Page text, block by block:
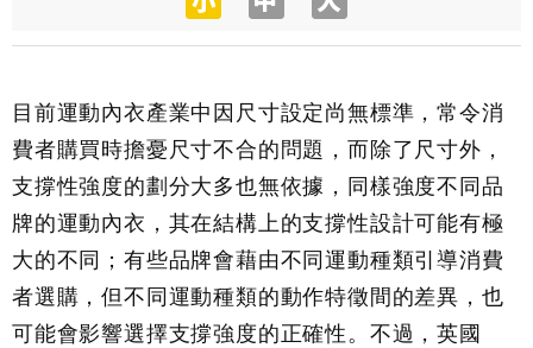
目前運動內衣產業中因尺寸設定尚無標準，常令消
費者購買時擔憂尺寸不合的問題，而除了尺寸外，
支撐性強度的劃分大多也無依據，同樣強度不同品
牌的運動內衣，其在結構上的支撐性設計可能有極
大的不同；有些品牌會藉由不同運動種類引導消費
者選購，但不同運動種類的動作特徵間的差異，也
可能會影響選擇支撐強度的正確性。不過，英國